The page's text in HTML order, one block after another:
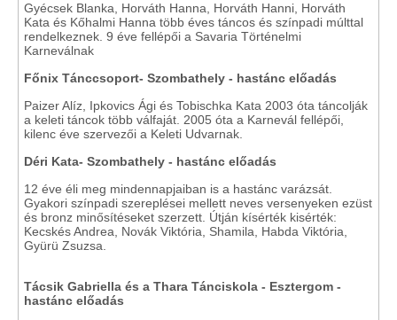
Gyécsek Blanka, Horváth Hanna, Horváth Hanni, Horváth
Kata és Kőhalmi Hanna több éves táncos és színpadi múlttal
rendelkeznek. 9 éve fellépői a Savaria Történelmi
Karneválnak
Főnix Tánccsoport- Szombathely - hastánc előadás
Paizer Alíz, Ipkovics Ági és Tobischka Kata 2003 óta táncolják
a keleti táncok több válfaját. 2005 óta a Karnevál fellépői,
kilenc éve szervezői a Keleti Udvarnak.
Déri Kata- Szombathely - hastánc előadás
12 éve éli meg mindennapjaiban is a hastánc varázsát.
Gyakori színpadi szereplései mellett neves versenyeken ezüst
és bronz minősítéseket szerzett. Útján kísérték kisérték:
Kecskés Andrea, Novák Viktória, Shamila, Habda Viktória,
Gyürü Zsuzsa.
Tácsik Gabriella és a Thara Tánciskola - Esztergom -
hastánc előadás